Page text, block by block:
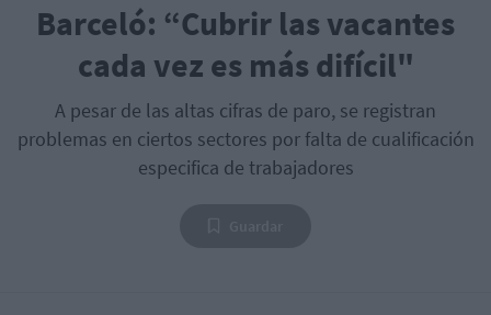
Barceló: “Cubrir las vacantes
cada vez es más difícil"
A pesar de las altas cifras de paro, se registran
problemas en ciertos sectores por falta de cualificación
especifica de trabajadores